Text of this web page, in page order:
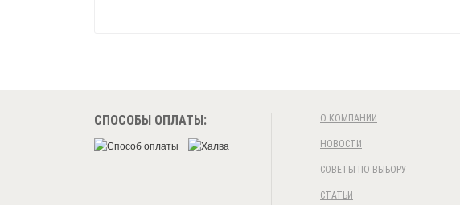
СПОСОБЫ ОПЛАТЫ: О КОМПАНИИ
НОВОСТИ
СОВЕТЫ ПО ВЫБОРУ
СТАТЬИ